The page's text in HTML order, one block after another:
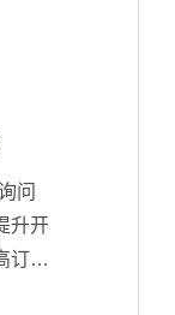
问
升开
订单